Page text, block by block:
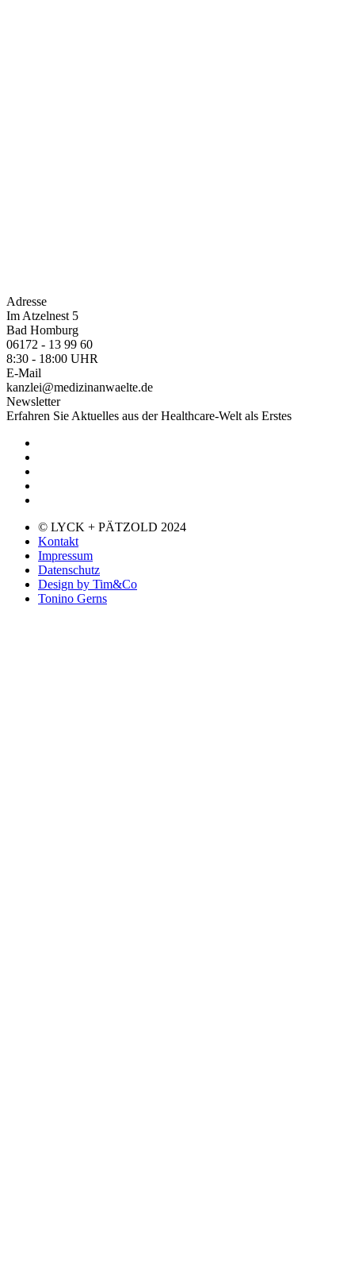
Adresse
Im Atzelnest 5
Bad Homburg
06172 - 13 99 60
8:30 - 18:00 UHR
E-Mail
kanzlei@medizinanwaelte.de
Newsletter
Erfahren Sie Aktuelles aus der Healthcare-Welt als Erstes
© LYCK + PÄTZOLD 2024
Kontakt
Impressum
Datenschutz
Design by Tim&Co
Tonino Gerns